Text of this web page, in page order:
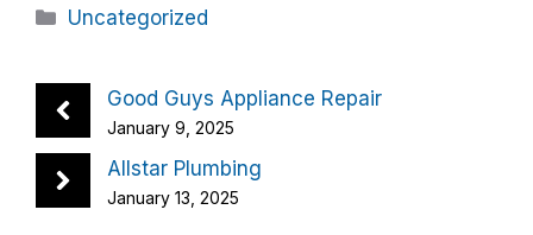
Categories
Uncategorized
Good Guys Appliance Repair
January 9, 2025
Allstar Plumbing
January 13, 2025